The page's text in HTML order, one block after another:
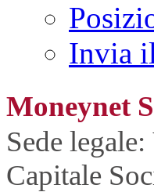
Invia
Moneynet
Sede
Capitale